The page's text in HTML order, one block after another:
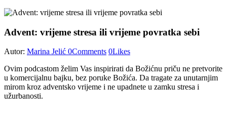
Advent: vrijeme stresa ili vrijeme povratka sebi
Autor: Marina Jelić 0Comments 0Likes
Ovim podcastom želim Vas inspirirati da Božićnu priču ne pretvorite
u komercijalnu bajku, bez poruke Božića. Da tragate za unutarnjim
mirom kroz adventsko vrijeme i ne upadnete u zamku stresa i
užurbanosti.